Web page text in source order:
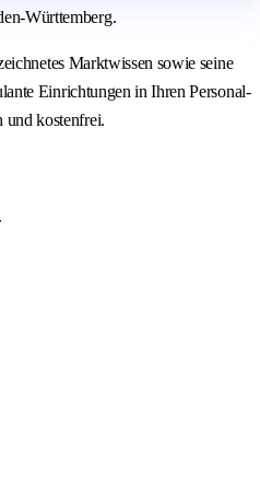
Württemberg.
Marktwissen sowie seine
Einrichtungen in Ihren Personal-
und kostenfrei.